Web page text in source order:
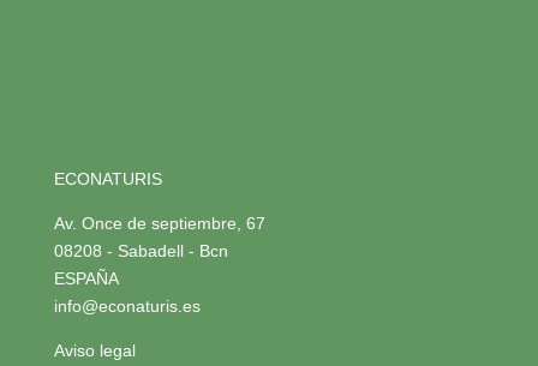
ECONATURIS
Av. Once de septiembre, 67
08208 - Sabadell - Bcn
ESPAÑA
info@econaturis.es
Aviso legal